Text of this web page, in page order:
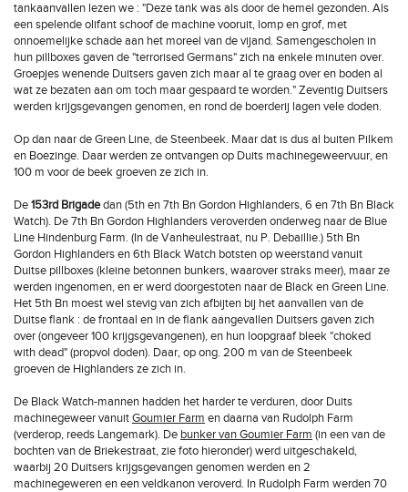
tankaanvallen lezen we : "Deze tank was als door de hemel gezonden. Als
een spelende olifant schoof de machine vooruit, lomp en grof, met
onnoemelijke schade aan het moreel van de vijand. Samengescholen in
hun pillboxes gaven de "terrorised Germans" zich na enkele minuten over.
Groepjes wenende Duitsers gaven zich maar al te graag over en boden al
wat ze bezaten aan om toch maar gespaard te worden." Zeventig Duitsers
werden krijgsgevangen genomen, en rond de boerderij lagen vele doden.
Op dan naar de Green Line, de Steenbeek. Maar dat is dus al buiten Pilkem
en Boezinge. Daar werden ze ontvangen op Duits machinegeweervuur, en
100 m voor de beek groeven ze zich in.
De153rd Brigadedan (5th en 7th Bn Gordon Highlanders, 6 en 7th Bn Black
Watch). De 7th Bn Gordon Highlanders veroverden onderweg naar de Blue
Line Hindenburg Farm. (In de Vanheulestraat, nu P. Debaillie.) 5th Bn
Gordon Highlanders en 6th Black Watch botsten op weerstand vanuit
Duitse pillboxes (kleine betonnen bunkers, waarover straks meer), maar ze
werden ingenomen, en er werd doorgestoten naar de Black en Green Line.
Het 5th Bn moest wel stevig van zich afbijten bij het aanvallen van de
Duitse flank : de frontaal en in de flank aangevallen Duitsers gaven zich
over (ongeveer 100 krijgsgevangenen), en hun loopgraaf bleek "choked
with dead" (propvol doden). Daar, op ong. 200 m van de Steenbeek
groeven de Highlanders ze zich in.
De Black Watch-mannen hadden het harder te verduren, door Duits
machinegeweer vanuitGoumier Farm en daarna van Rudolph Farm
(verderop, reeds Langemark). De bunker van Goumier Farm (in een van de
bochten van de Briekestraat, zie foto hieronder) werd uitgeschakeld,
waarbij 20 Duitsers krijgsgevangen genomen werden en 2
machinegeweren en een veldkanon veroverd. In Rudolph Farm werden 70